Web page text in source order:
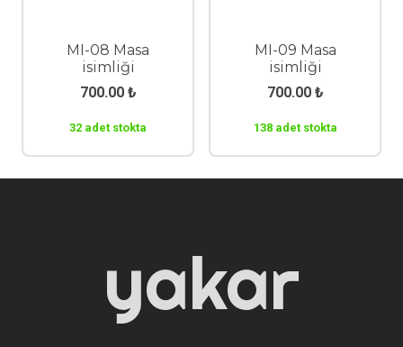
MI-08 Masa
isimliği
700.00 ₺
32 adet stokta
MI-09 Masa
isimliği
700.00 ₺
138 adet stokta
yakar